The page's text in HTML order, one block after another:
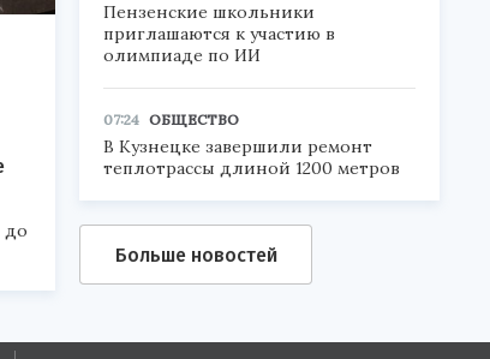
до
Пензенские школьники
приглашаются к участию в
олимпиаде по ИИ
07:24 ОБЩЕСТВО
В Кузнецке завершили ремонт
теплотрассы длиной 1200 метров
Больше новостей